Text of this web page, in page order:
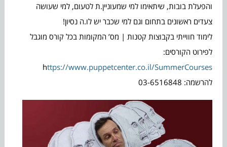
והפעלת בובות, שיתאימו למי שמעוניין.ת לטעום, למי שעושה
צעדים ראשונים בתחום וגם למי שכבר יש לו.ה נסיון!
לימוד חווייתי בקבוצות קטנות | מס’ המקומות בכל קורס מוגבל
לפירוט הקורסים:
https://www.puppetcenter.co.il/SummerCourses
להרשמה: 03-6516848